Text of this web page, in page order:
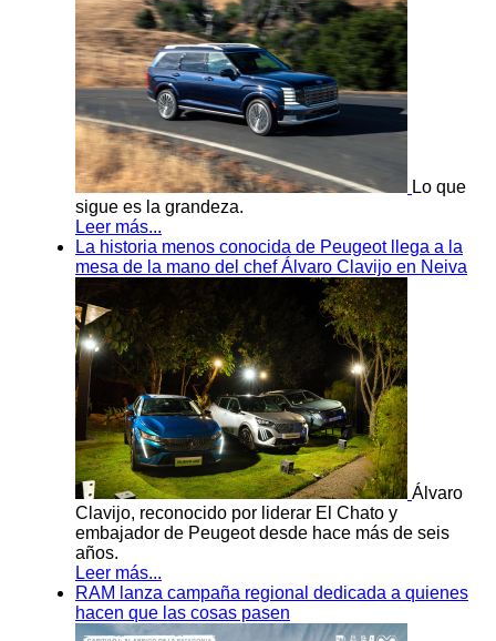
Lo que
sigue es la grandeza.
Leer más...
La historia menos conocida de Peugeot llega a la
mesa de la mano del chef Álvaro Clavijo en Neiva
Álvaro
Clavijo, reconocido por liderar El Chato y
embajador de Peugeot desde hace más de seis
años.
Leer más...
RAM lanza campaña regional dedicada a quienes
hacen que las cosas pasen